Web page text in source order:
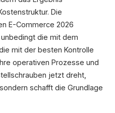
Die
E-Commerce 2026
die mit dem
mit der besten Kontrolle
operativen Prozesse und
jetzt dreht,
schafft die Grundlage